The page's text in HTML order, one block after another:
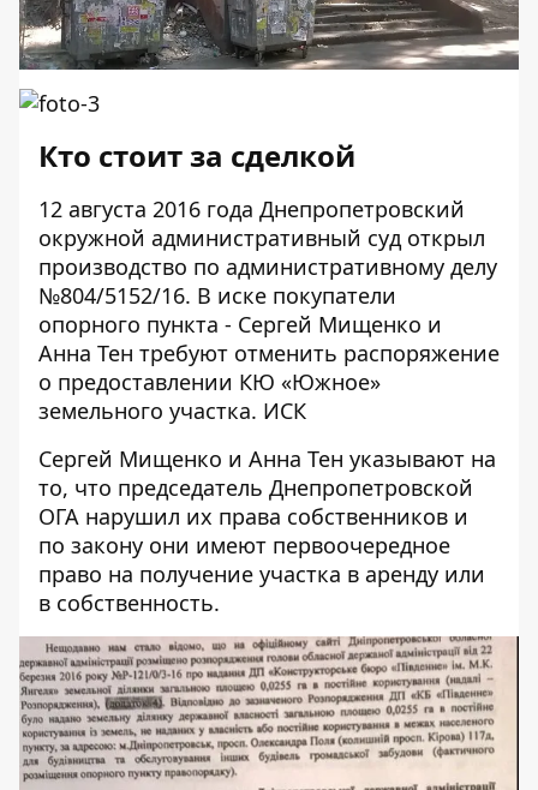
Кто стоит за сделкой
12 августа 2016 года Днепропетровский
окружной административный суд открыл
производство по административному делу
№804/5152/16. В иске покупатели
опорного пункта - Сергей Мищенко и
Анна Тен требуют отменить распоряжение
о предоставлении КЮ «Южное»
земельного участка. ИСК
Сергей Мищенко и Анна Тен указывают на
то, что председатель Днепропетровской
ОГА нарушил их права собственников и
по закону они имеют первоочередное
право на получение участка в аренду или
в собственность.